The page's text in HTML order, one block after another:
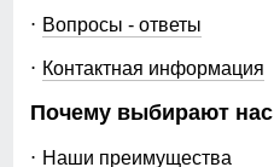
Вопросы - ответы
Контактная информация
Почему выбирают нас
Наши преимущества